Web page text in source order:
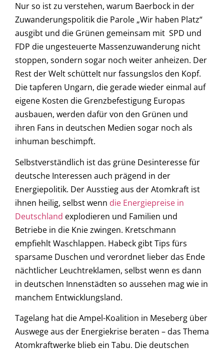
Nur so ist zu verstehen, warum Baerbock in der
Zuwanderungspolitik die Parole „Wir haben Platz“
ausgibt und die Grünen gemeinsam mit SPD und
FDP die ungesteuerte Massenzuwanderung nicht
stoppen, sondern sogar noch weiter anheizen. Der
Rest der Welt schüttelt nur fassungslos den Kopf.
Die tapferen Ungarn, die gerade wieder einmal auf
eigene Kosten die Grenzbefestigung Europas
ausbauen, werden dafür von den Grünen und
ihren Fans in deutschen Medien sogar noch als
inhuman beschimpft.
Selbstverständlich ist das grüne Desinteresse für
deutsche Interessen auch prägend in der
Energiepolitik. Der Ausstieg aus der Atomkraft ist
ihnen heilig, selbst wenn die Energiepreise in
Deutschland explodieren und Familien und
Betriebe in die Knie zwingen. Kretschmann
empfiehlt Waschlappen. Habeck gibt Tips fürs
sparsame Duschen und verordnet lieber das Ende
nächtlicher Leuchtreklamen, selbst wenn es dann
in deutschen Innenstädten so aussehen mag wie in
manchem Entwicklungsland.
Tagelang hat die Ampel-Koalition in Meseberg über
Auswege aus der Energiekrise beraten – das Thema
Atomkraftwerke blieb ein Tabu. Die deutschen